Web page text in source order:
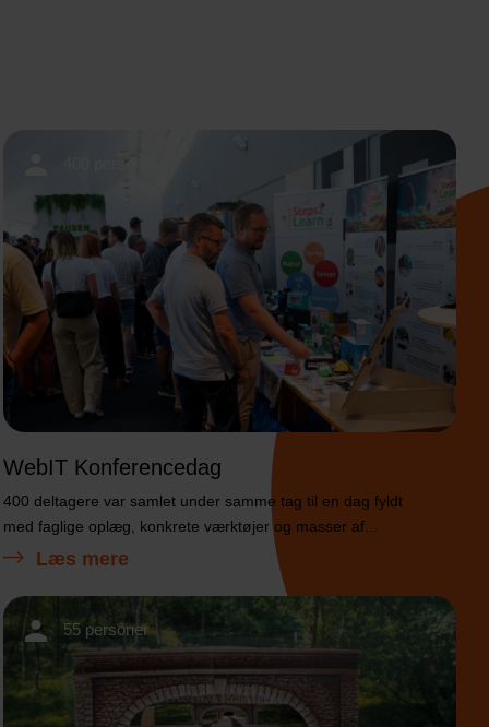
400 personer
WebIT Konferencedag
400 deltagere var samlet under samme tag til en dag fyldt
med faglige oplæg, konkrete værktøjer og masser af...
Læs mere
55 personer